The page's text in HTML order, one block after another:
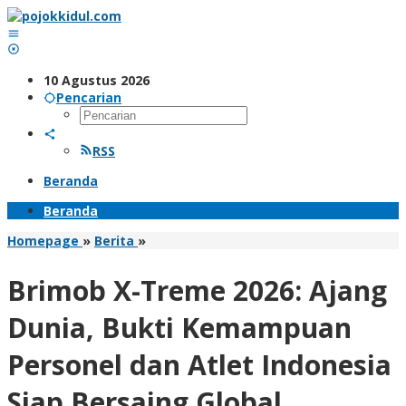
Lewati
ke
konten
10 Agustus 2026
Pencarian
RSS
Beranda
Beranda
Homepage » Berita »Brimob
2026:
Dunia,
Bukti
Kemampuan
Personel
dan
Brimob X-Treme 2026: Ajang
Dunia, Bukti Kemampuan
Personel dan Atlet Indonesia